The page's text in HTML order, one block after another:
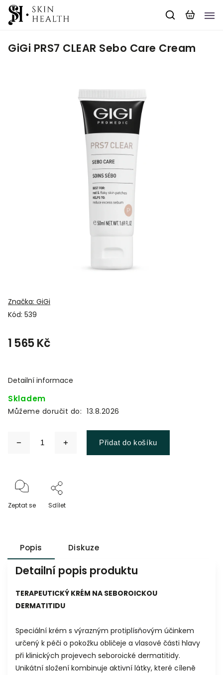
GiGi PRS7 CLEAR Sebo Care Cream
Kód: 539
Značka: GiGi
1 565 Kč
Skladem
Můžeme doručit do: 13.8.2026
Přidat do košíku
Detailní informace
Zeptat se Sdílet
Popis Diskuze
Detailní popis produktu
TERAPEUTICKÝ KRÉM NA SEBOROICKOU
DERMATITIDU
Speciální krém s výrazným protiplísňovým účinkem
určený k péči o pokožku obličeje a vlasové části hlavy
při klinických projevech seboroické dermatitidy.
Unikátní složení kombinuje aktivní látky, které cíleně